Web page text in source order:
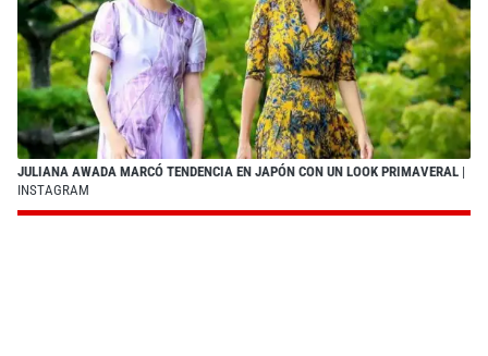
JULIANA AWADA MARCÓ TENDENCIA EN JAPÓN CON UN LOOK PRIMAVERAL |
INSTAGRAM